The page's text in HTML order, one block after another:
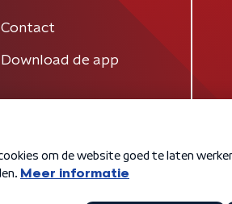
Contact
Download de app